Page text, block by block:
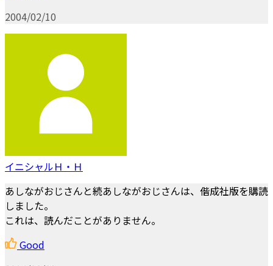
2004/02/10
イニシャルＨ・Ｈ
あしながおじさんと続あしながおじさんは、偕成社版を購読
しました。
これは、読んだことがありません。
Good